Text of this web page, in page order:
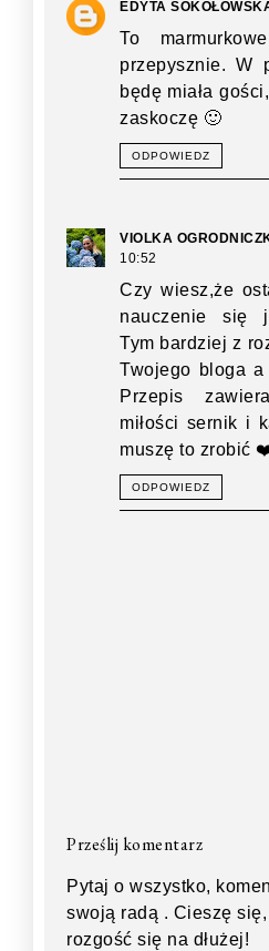
EDYTA
To
przepysznie. W
będę miała
zaskoczę 🙂
ODPOWIEDZ
VIOLKA
10:52
Czy wiesz,że
nauczenie się
Tym bardziej z
Twojego bloga
Przepis
miłości sernik i
muszę to
ODPOWIEDZ
Prześlij komentarz
Pytaj o wszystko,
swoją radą . Cieszę
rozgość się na dłużej!